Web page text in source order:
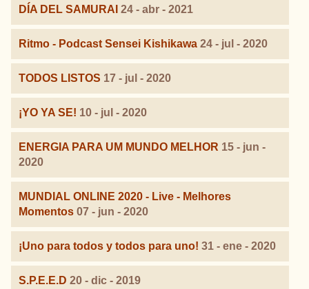
DÍA DEL SAMURAI 24 - abr - 2021
Ritmo - Podcast Sensei Kishikawa 24 - jul - 2020
TODOS LISTOS 17 - jul - 2020
¡YO YA SE! 10 - jul - 2020
ENERGIA PARA UM MUNDO MELHOR 15 - jun -
2020
MUNDIAL ONLINE 2020 - Live - Melhores
Momentos 07 - jun - 2020
¡Uno para todos y todos para uno! 31 - ene - 2020
S.P.E.E.D 20 - dic - 2019